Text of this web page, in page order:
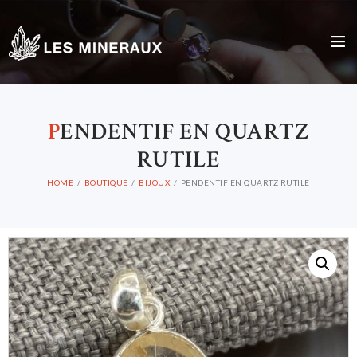
PENDENTIF EN QUARTZ
RUTILE
HOME BOUTIQUE BIJOUX PENDENTIF EN QUARTZ RUTILE